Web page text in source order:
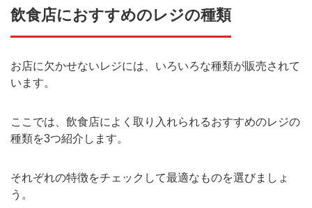
飲食店におすすめのレジの種類
お店に欠かせないレジには、いろいろな種類が販売されて
います。
ここでは、飲食店によく取り入れられるおすすめのレジの
種類を3つ紹介します。
それぞれの特徴をチェックして最適なものを選びましょ
う。